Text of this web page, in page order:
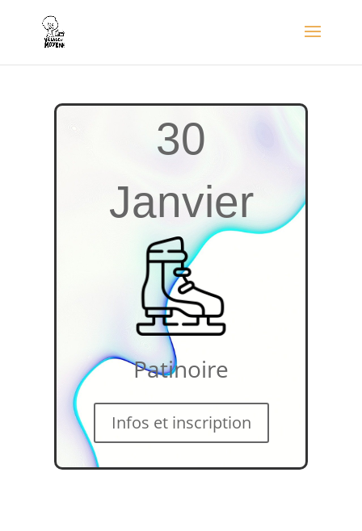
30
Janvier
Patinoire
Infos et inscription